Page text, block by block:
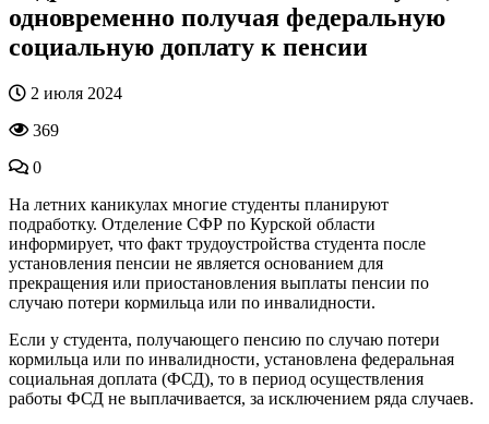
одновременно получая федеральную
социальную доплату к пенсии
2 июля 2024
369
0
На летних каникулах многие студенты планируют
подработку. Отделение СФР по Курской области
информирует, что факт трудоустройства студента после
установления пенсии не является основанием для
прекращения или приостановления выплаты пенсии по
случаю потери кормильца или по инвалидности.
Если у студента, получающего пенсию по случаю потери
кормильца или по инвалидности, установлена федеральная
социальная доплата (ФСД), то в период осуществления
работы ФСД не выплачивается, за исключением ряда случаев.